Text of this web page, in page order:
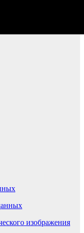
изображения